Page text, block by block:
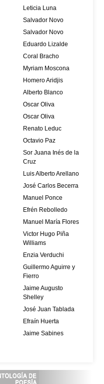
Leticia Luna
Salvador Novo
Salvador Novo
Eduardo Lizalde
Coral Bracho
Myriam Moscona
Homero Aridjis
Alberto Blanco
Oscar Oliva
Oscar Oliva
Renato Leduc
Octavio Paz
Sor Juana Inés de la
Cruz
Luis Alberto Arellano
José Carlos Becerra
Manuel Ponce
Efrén Rebolledo
Manuel María Flores
Victor Hugo Piña
Williams
Enzia Verduchi
Guillermo Aguirre y
Fierro
Jaime Augusto
Shelley
José Juan Tablada
Efraín Huerta
Jaime Sabines